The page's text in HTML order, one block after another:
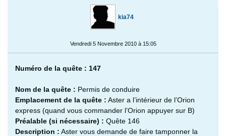
kia74
Vendredi 5 Novembre 2010 à 15:05
Numéro de la quête : 147
Nom de la quête : Permis de conduire
Emplacement de la quête : Aster a l’intérieur de l’Orion
express (quand vous commander l’Orion appuyer sur B)
Préalable (si nécessaire) : Quête 146
Description : Aster vous demande de faire tamponner la